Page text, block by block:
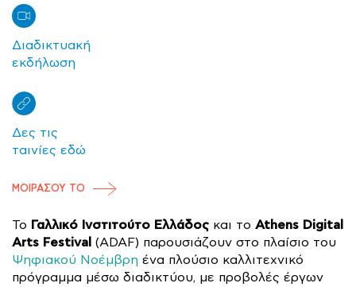
Το Γαλλικό Ινστιτούτο Ελλάδος και το Athens Digital
Arts Festival (ADAF) παρουσιάζουν στο πλαίσιο του
Ψηφιακού Νοέμβρη ένα πλούσιο καλλιτεχνικό
πρόγραμμα μέσω διαδικτύου, με προβολές έργων
Διαδικτυακή
εκδήλωση
Δες τις
ταινίες εδώ
ΜΟΙΡΑΣΟΥ ΤΟ